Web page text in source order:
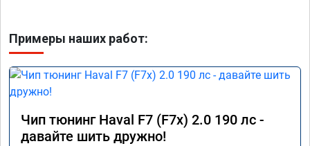
Примеры наших работ:
Чип тюнинг Haval F7 (F7x) 2.0 190 лс -
давайте шить дружно!